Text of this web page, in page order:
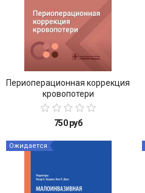
Периоперационная коррекция
кровопотери
750 руб
Ожидается